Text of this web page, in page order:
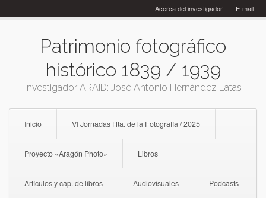
to
E-mail
Acerca del investigador
Patrimonio fotográfico
histórico 1839 / 1939
Investigador ARAID: José Antonio Hernández Latas
Inicio VI Jornadas Hta. de la Fotografía / 2025
Proyecto «Aragón Photo» Libros
Artículos y cap. de libros Audiovisuales Podcasts